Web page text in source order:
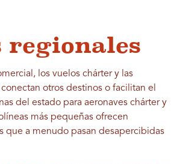
regionales
los vuelos chárter y las
otros destinos o facilitan el
del estado para aeronaves chárter y
más pequeñas ofrecen
que a menudo pasan desapercibidas